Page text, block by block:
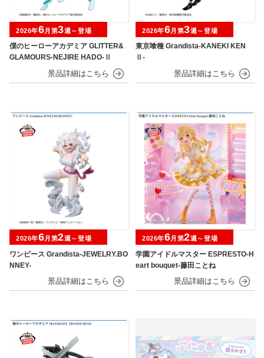
僕のヒーローアカデミア GLITTER&
GLAMOURS-NEJIRE HADO-Ⅱ
2026年6月第3週～登場
東京喰種 Grandista-KANEKI KEN
Ⅱ-
2026年6月第3週～登場
ワンピース Grandista-JEWELRY.BO
NNEY-
2026年6月第2週～登場
学園アイドルマスター ESPRESTO-H
eart bouquet-藤田ことね
2026年6月第2週～登場